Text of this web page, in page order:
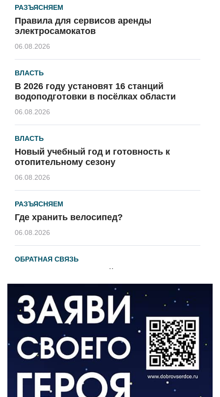
РАЗЪЯСНЯЕМ
Правила для сервисов аренды
электросамокатов
06.08.2026
ВЛАСТЬ
В 2026 году установят 16 станций
водоподготовки в посёлках области
06.08.2026
ВЛАСТЬ
Новый учебный год и готовность к
отопительному сезону
06.08.2026
РАЗЪЯСНЯЕМ
Где хранить велосипед?
06.08.2026
ОБРАТНАЯ СВЯЗЬ
Администрация онлайн
ВЛАСТЬ
День памяти и «Симфония народов»
06.08.2026
Новый настил на экотропе